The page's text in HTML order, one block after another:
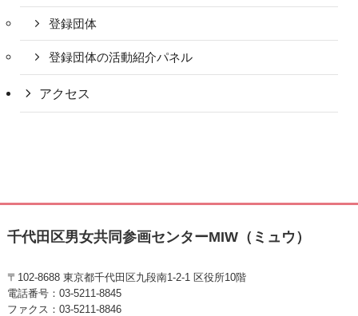
登録団体
登録団体の活動紹介パネル
アクセス
千代田区男女共同参画センターMIW（ミュウ）
〒102-8688 東京都千代田区九段南1-2-1 区役所10階
電話番号：03-5211-8845
ファクス：03-5211-8846